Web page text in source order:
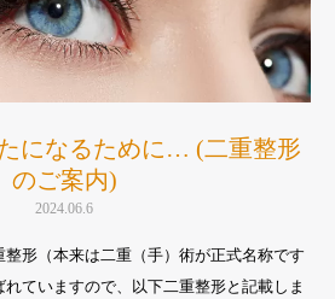
になるために… (二重整形
のご案内)
2024.06.6
形（本来は二重（手）術が正式名称です
ていますので、以下二重整形と記載しま